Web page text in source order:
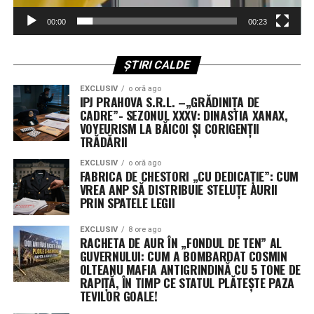
funcția de Președinte executiv.
Și pentru ca tabloul să fie complet „academic”, Prim-
vicepreședinte este nimeni altul decât Tudorel Toader.
Da, ați citit bine! Omul care a redefinit concepte juridice
întregi stă la dreapta puterii în ARSP, asigurându-se că
„știința” se face ca la carte – cartea lor de vizită, desigur.
Armata de „Vipi” și Cenzorii: Un
Consiliu Director mai mare decât o
primărie de comună
Dacă v-ați fi imaginat că o asociație se conduce cu doi-
trei oameni, vă înșelați amarnic. Setea de funcții este
atât de mare încât Consiliul Director al ARSP a fost
„extins” chirurgical, de la 15 la 18 membri. Că doar e loc
pentru toată lumea sub soarele dreptului penal!
00:00 00:23
ȘTIRI CALDE
EXCLUSIV o oră ago
IPJ PRAHOVA S.R.L. –„GRĂDINIȚA DE
CADRE”- SEZONUL XXXV: DINASTIA XANAX,
VOYEURISM LA BĂICOI ȘI CORIGENȚII
TRĂDĂRII
EXCLUSIV o oră ago
FABRICA DE CHESTORI „CU DEDICAȚIE”: CUM
VREA ANP SĂ DISTRIBUIE STELUȚE AURII
PRIN SPATELE LEGII
EXCLUSIV 8 ore ago
RACHETA DE AUR ÎN „FONDUL DE TEN” AL
GUVERNULUI: CUM A BOMBARDAT COSMIN
OLTEANU MAFIA ANTIGRINDINĂ CU 5 TONE DE
RAPIȚĂ, ÎN TIMP CE STATUL PLĂTEȘTE PAZA
TEVILOR GOALE!